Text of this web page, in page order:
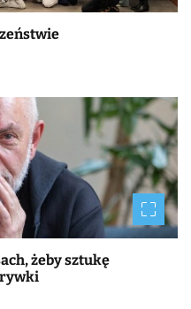
żeby sztukę